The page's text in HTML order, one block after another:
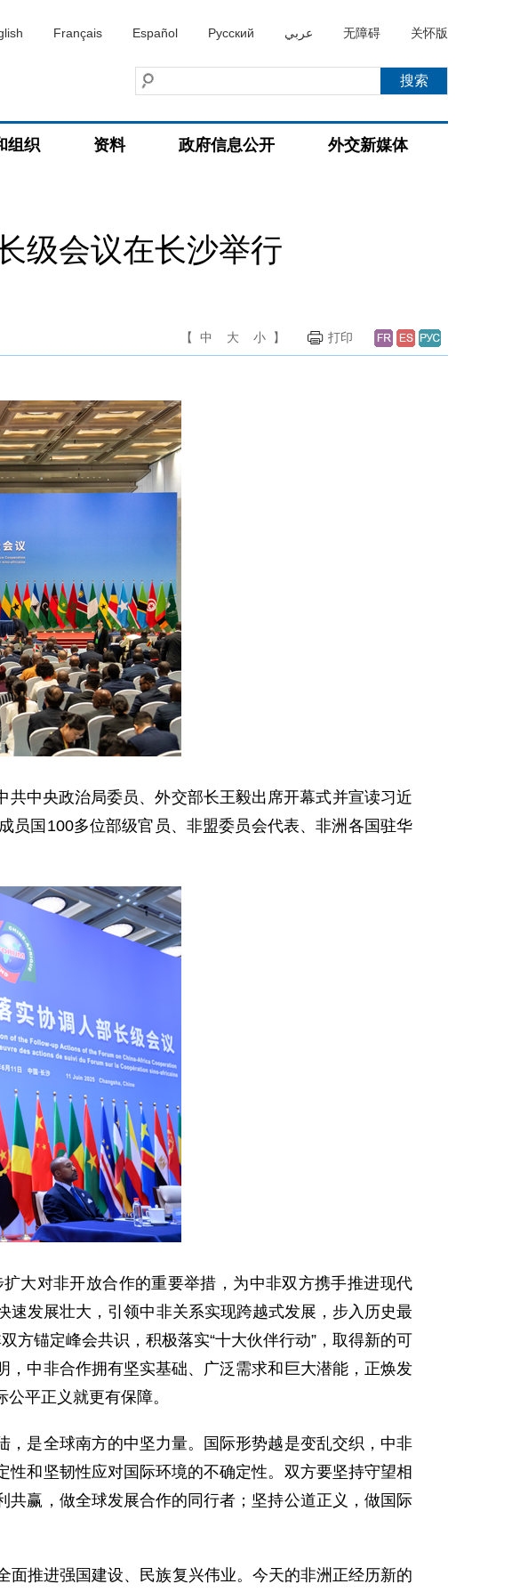
Français Español Русский عربي 无障碍 关怀版
组织 资料 政府信息公开 外交新媒体
级会议在长沙举行
【 中 大 小 】 打印
中央政治局委员、外交部长王毅出席开幕式并宣读习近
员国100多位部级官员、非盟委员会代表、非洲各国驻华
大对非开放合作的重要举措，为中非双方携手推进现代
发展壮大，引领中非关系实现跨越式发展，步入历史最
方锚定峰会共识，积极落实“十大伙伴行动”，取得新的可
中非合作拥有坚实基础、广泛需求和巨大潜能，正焕发
平正义就更有保障。
是全球南方的中坚力量。国际形势越是变乱交织，中非
和坚韧性应对国际环境的不确定性。双方要坚持守望相
赢，做全球发展合作的同行者；坚持公道正义，做国际
推进强国建设、民族复兴伟业。今天的非洲正经历新的